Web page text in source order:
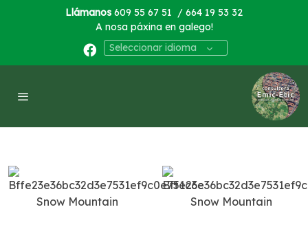
Llámanos 609 55 67 51 / 664 19 53 32
A nosa páxina en galego!
Seleccionar idioma